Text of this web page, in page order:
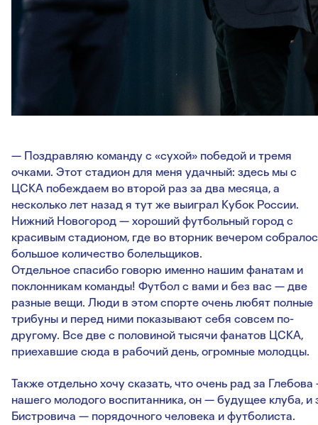
— Поздравляю команду с «сухой» победой и тремя
очками. Этот стадион для меня удачный: здесь мы с
ЦСКА побеждаем во второй раз за два месяца, а
несколько лет назад я тут же выиграл Кубок России.
Нижний Новогород — хороший футбольный город с
красивым стадионом, где во вторник вечером
большое количество болельщиков.
Отдельное спасибо говорю именно нашим фанатам и
поклонникам команды! Футбол с вами и без вас — две
разные вещи. Люди в этом спорте очень любят полные
трибуны и перед ними показывают себя совсем по-
другому. Все две с половиной тысячи фанатов ЦСКА,
приехавшие сюда в рабочий день, огромные молодцы.
Также отдельно хочу сказать, что очень рад за
нашего молодого воспитанника, он — будущее клуба, и
Бистровича — порядочного человека и футболиста.